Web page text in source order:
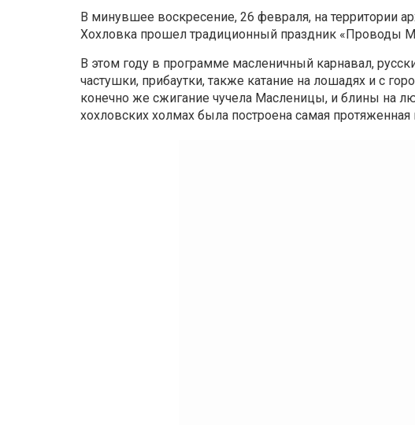
В минувшее воскресение, 26 февраля, на территории
Хохловка прошел традиционный праздник «Проводы
В этом году в программе масленичный карнавал,
частушки, прибаутки, также катание на лошадях и с
конечно же сжигание чучела Масленицы, и блины на
хохловских холмах была построена самая протяженная